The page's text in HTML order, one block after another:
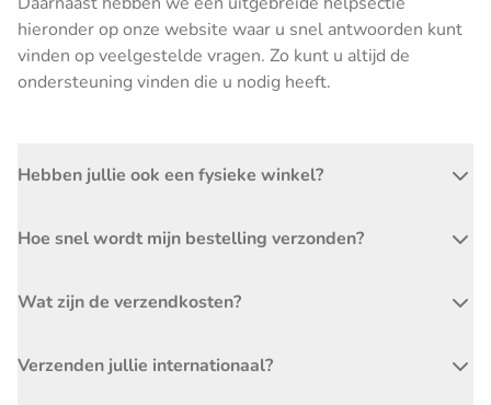
hieronder op onze website waar u snel antwoorden kunt
vinden op veelgestelde vragen. Zo kunt u altijd de
ondersteuning vinden die u nodig heeft.
Hebben jullie ook een fysieke winkel?
Hoe snel wordt mijn bestelling verzonden?
Wat zijn de verzendkosten?
Verzenden jullie internationaal?